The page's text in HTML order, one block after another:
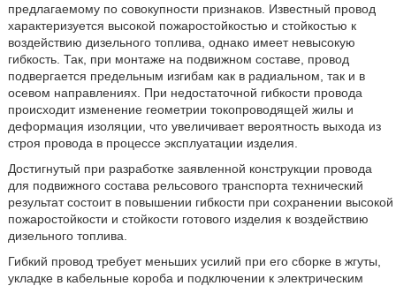
предлагаемому по совокупности признаков. Известный провод
характеризуется высокой пожаростойкостью и стойкостью к
воздействию дизельного топлива, однако имеет невысокую
гибкость. Так, при монтаже на подвижном составе, провод
подвергается предельным изгибам как в радиальном, так и в
осевом направлениях. При недостаточной гибкости провода
происходит изменение геометрии токопроводящей жилы и
деформация изоляции, что увеличивает вероятность выхода из
строя провода в процессе эксплуатации изделия.
Достигнутый при разработке заявленной конструкции провода
для подвижного состава рельсового транспорта технический
результат состоит в повышении гибкости при сохранении высокой
пожаростойкости и стойкости готового изделия к воздействию
дизельного топлива.
Гибкий провод требует меньших усилий при его сборке в жгуты,
укладке в кабельные короба и подключении к электрическим